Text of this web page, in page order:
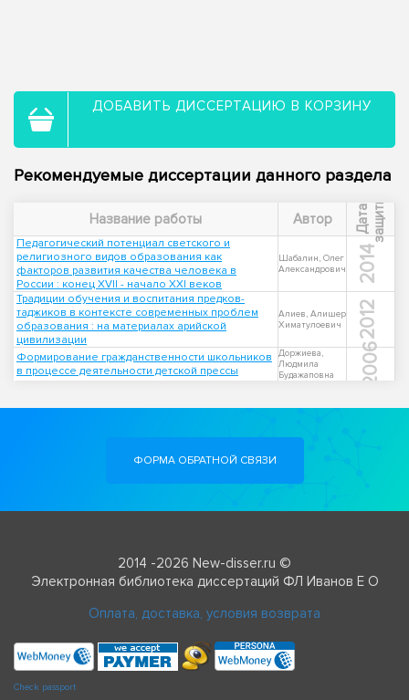
ДОБАВИТЬ ДИССЕРТАЦИЮ В КОРЗИНУ
Рекомендуемые диссертации данного раздела
Название работы Автор Д
а
т
а
з
а
щ
и
т ы
Педагогический потенциал светского и
религиозного видов образования как
факторов развития качества человека в
России : конец XVII - начало XXI веков
Шабалин, Олег
Александрович
2014
Традиции обучения и воспитания предков-
таджиков в контексте современных проблем
образования : на материалах арийской
цивилизации
Алиев, Алишер
Химатулоевич
2012
Формирование гражданственности школьников
в процессе деятельности детской прессы
Доржиева,
Людмила
Будажаповна
2006
ФОРМА ОБРАТНОЙ СВЯЗИ
2014 -2026 New-disser.ru ©
Электронная библиотека диссертаций ФЛ Иванов Е О
Оплата, доставка, условия возврата
Check passport